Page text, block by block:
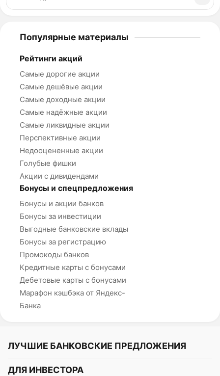
Популярные материалы
Рейтинги акций
Самые дорогие акции
Самые дешёвые акции
Самые доходные акции
Самые надёжные акции
Самые ликвидные акции
Перспективные акции
Недооцененные акции
Голубые фишки
Акции с дивидендами
Бонусы и спецпредложения
Бонусы и акции банков
Бонусы за инвестиции
Выгодные банковские вклады
Бонусы за регистрацию
Промокоды банков
Кредитные карты с бонусами
Дебетовые карты с бонусами
Марафон кэшбэка от Яндекс-
Банка
ЛУЧШИЕ БАНКОВСКИЕ ПРЕДЛОЖЕНИЯ
Альфа-Банк
ДЛЯ ИНВЕСТОРА